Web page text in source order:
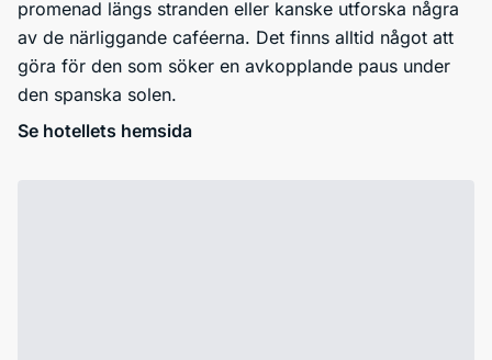
promenad längs stranden eller kanske utforska några
av de närliggande caféerna. Det finns alltid något att
göra för den som söker en avkopplande paus under
den spanska solen.
Se hotellets hemsida